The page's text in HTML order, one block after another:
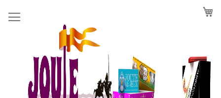
au
contenu